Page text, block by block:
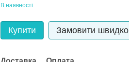
В наявності
Купити Замовити швидко